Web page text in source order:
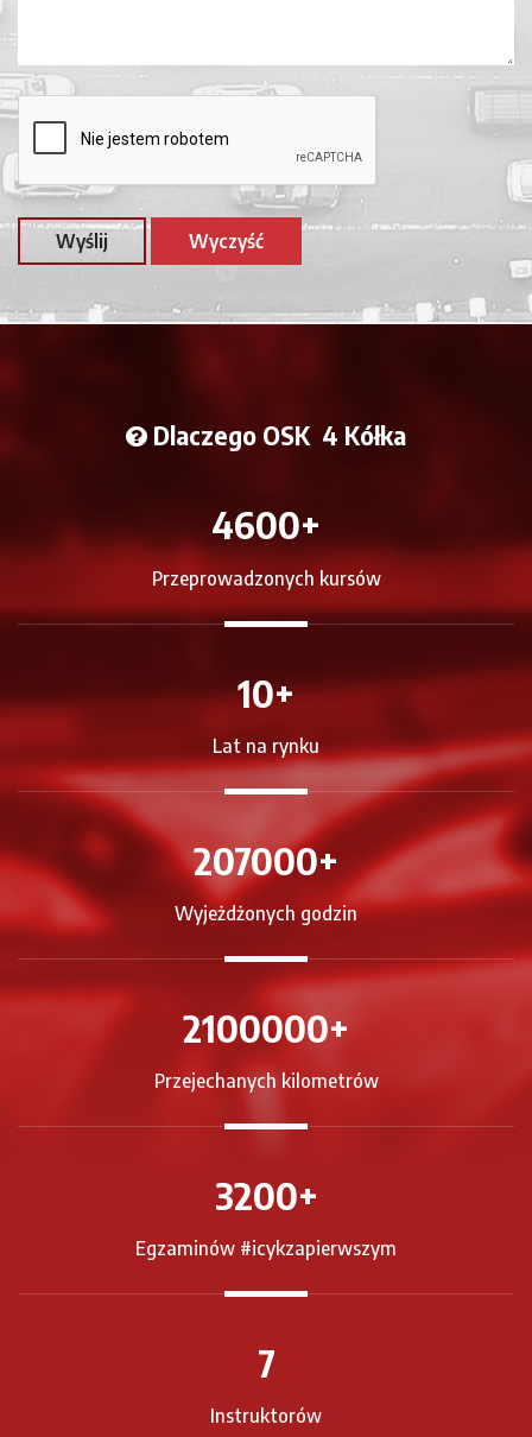
Dlaczego OSK 4 Kółka
4600+
Przeprowadzonych kursów
10+
Lat na rynku
207000+
Wyjeżdżonych godzin
2100000+
Przejechanych kilometrów
3200+
Egzaminów #icykzapierwszym
7
Instruktorów